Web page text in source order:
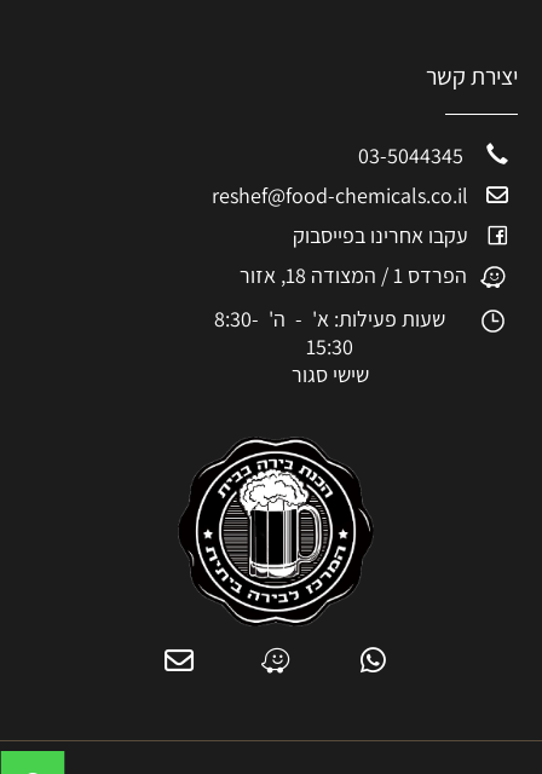
יצירת קשר
reshef@food-chemicals.co.il
עקבו אחרינו בפייסבוק
הפרדס 1 / המצודה 18, אזור
שעות פעילות: א' - ה' 8:30-
15:30
שישי סגור